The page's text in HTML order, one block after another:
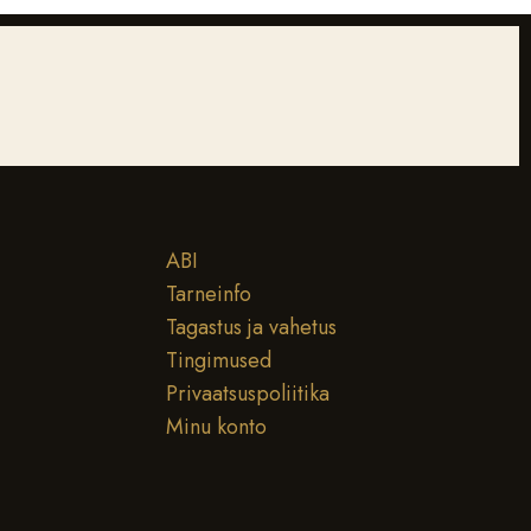
ABI
Tarneinfo
Tagastus ja vahetus
Tingimused
Privaatsuspoliitika
Minu konto